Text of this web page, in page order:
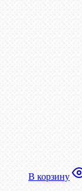
В корзину